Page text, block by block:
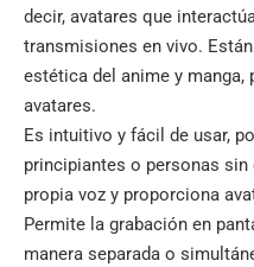
decir, avatares que
transmisiones en vivo.
estética del anime y manga,
avatares.
Es intuitivo y fácil de usar,
principiantes o personas
propia voz y proporciona
Permite la grabación en
manera separada o